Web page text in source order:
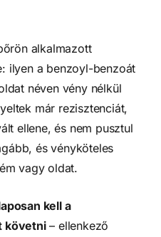
alkalmazott
ilyen a benzoyl-benzoát
néven vény nélkül
már rezisztenciát,
ellene, és nem pusztul
és vényköteles
vagy oldat.
kell a
követni– ellenkező